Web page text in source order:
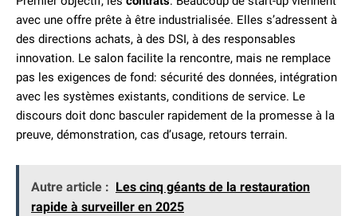
avec une offre prête à être industrialisée. Elles s’adressent à
des directions achats, à des DSI, à des responsables
innovation. Le salon facilite la rencontre, mais ne remplace
pas les exigences de fond: sécurité des données, intégration
avec les systèmes existants, conditions de service. Le
discours doit donc basculer rapidement de la promesse à la
preuve, démonstration, cas d’usage, retours terrain.
Autre article : Les cinq géants de la restauration
rapide à surveiller en 2025